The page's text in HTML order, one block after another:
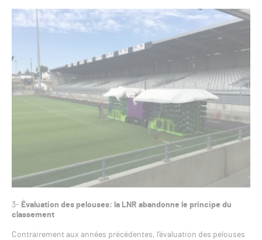
3- Évaluation des pelouses: la LNR abandonne le principe du
classement
Contrairement aux années précédentes, l’évaluation des pelouses